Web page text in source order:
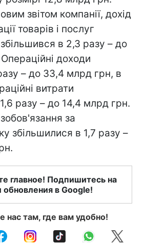
звітом компанії, дохід
товарів і послуг
в 2,3 разу – до
доходи
– до 33,4 млрд грн, в
витрати
разу – до 14,4 млрд грн.
за
збільшилися в 1,7 разу –
главное! Подпишитесь на
обновления в Google!
нас там, где вам удобно!